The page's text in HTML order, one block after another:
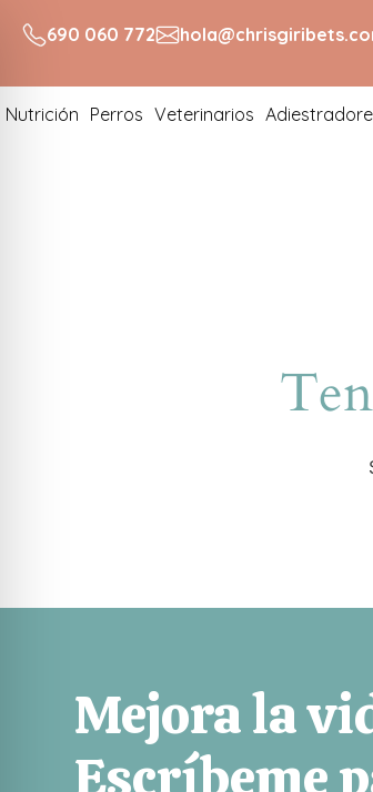
690 060 772
Nutrición Perros Veterinarios
Mejora la
Escríbeme